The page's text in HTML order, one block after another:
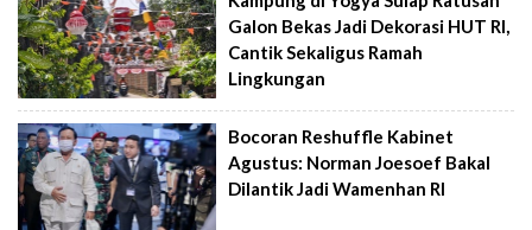
Galon Bekas Jadi Dekorasi HUT RI,
Cantik Sekaligus Ramah
Lingkungan
Bocoran Reshuffle Kabinet
Agustus: Norman Joesoef Bakal
Dilantik Jadi Wamenhan RI